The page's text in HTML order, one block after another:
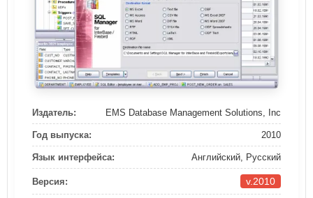
Издатель: EMS Database Management Solutions, Inc
Год выпуска: 2010
Язык интерфейса: Английский, Русский
Версия: v.2010